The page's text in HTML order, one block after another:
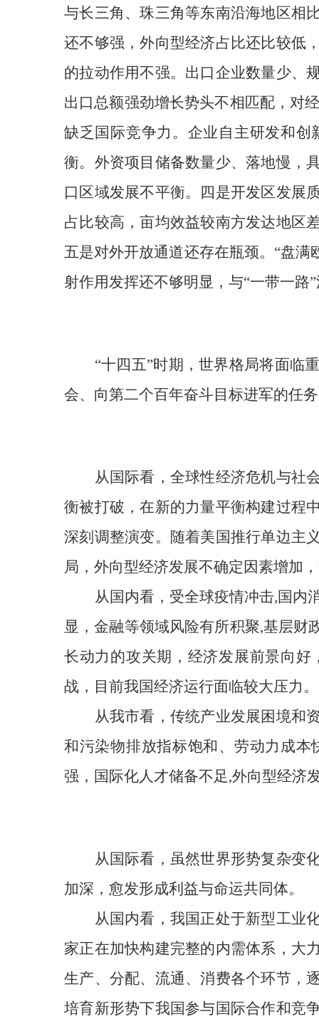
与长三角、珠三角等东南沿海地区相
还不够强，外向型经济占比还比较低
的拉动作用不强。出口企业数量少、
出口总额强劲增长势头不相匹配，对
缺乏国际竞争力。企业 自主研发和创
衡。 外资项目储备数量少、落地慢，
口区域发展不平衡。 四是开发区发展
占比较高，亩均效益较南方发达地区
五是对外开放通道还存在瓶颈。“盘满
射作用发挥还不够明显， 与“一带一路
“十四五”时期，世界格局将面临
会、向第二个百年奋斗目标进军的任
从国际看， 全球性经济危机与社
衡被打破，在新的力量平衡构建过程
深刻调整演变。随着美国推行单边主
局，外向型经济发展不确定因素增加
从国内看，受全球疫情冲击,国内
显，金融等领域风险有所积聚,基层财
长动力的攻关期，经济发展前景向
战，目前我国经济运行面临较大压力。
从我市看，传统产业发展困境和
和污染物排放指标饱和、劳动力成本
强，国际化人才储备不足,外向型经济
从国际看， 虽然世界形势复杂变
加深，愈发形成利益与命运共同体。
从国内看，我国正处于新型工业
家正在加快构建完整的内需体系，大
生产、分配、流通、消费各个环节，
培育新形势下我国参与国际合作和竞